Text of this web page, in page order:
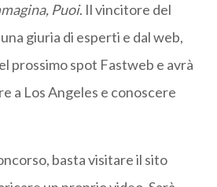
Puoi. Il vincitore del
giuria di esperti e dal web,
prossimo spot Fastweb e avrà
a Los Angeles e conoscere
basta visitare il sito